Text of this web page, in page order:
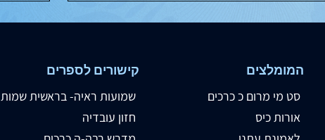
המומלצים
סט מי מרום כ כרכים
אורות כיס
קישורים לספרים
שמועות ראיה- בראשית שמות
חזון עובדיה